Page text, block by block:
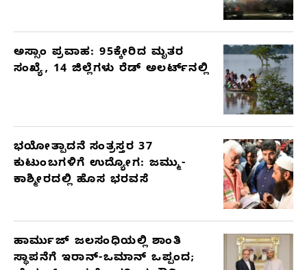
ಅಸ್ಸಾಂ ಪ್ರವಾಹ: 95ಕ್ಕೇರಿದ ಮೃತರ
ಸಂಖ್ಯೆ, 14 ಜಿಲ್ಲೆಗಳು ರೆಡ್ ಅಲರ್ಟ್‌ನಲ್ಲಿ
ಭಯೋತ್ಪಾದನೆ ಸಂತ್ರಸ್ತರ 37
ಕುಟುಂಬಗಳಿಗೆ ಉದ್ಯೋಗ: ಜಮ್ಮು-
ಕಾಶ್ಮೀರದಲ್ಲಿ ಹೊಸ ಭರವಸೆ
ಹಾರ್ಮುಜ್ ಜಲಸಂಧಿಯಲ್ಲಿ ಶಾಂತಿ
ಸ್ಥಾಪನೆಗೆ ಇರಾನ್-ಒಮಾನ್ ಒಪ್ಪಂದ;